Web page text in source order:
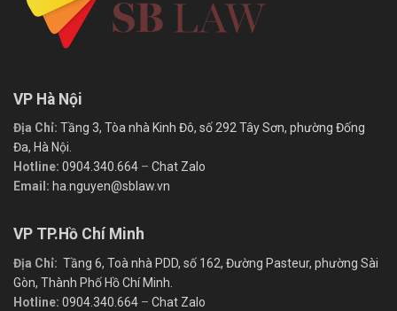
VP Hà Nội
Địa Chỉ: Tầng 3, Tòa nhà Kinh Đô, số 292 Tây Sơn, phường Đống
Đa, Hà Nội.
Hotline: 0904.340.664 – Chat Zalo
Email: ha.nguyen@sblaw.vn
VP TP.Hồ Chí Minh
Địa Chỉ: Tầng 6, Toà nhà PDD, số 162, Đường Pasteur, phường Sài
Gòn, Thành Phố Hồ Chí Minh.
Hotline: 0904.340.664 – Chat Zalo